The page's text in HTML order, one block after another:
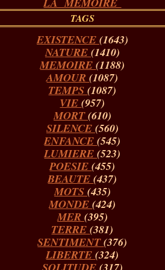
TAGS
EXISTENCE (1643)
NATURE (1410)
MEMOIRE(1188)
AMOUR(1087)
TEMPS(1087)
VIE(957)
MORT(610)
SILENCE (560)
ENFANCE(545)
LUMIERE(523)
POESIE(455)
BEAUTE(437)
MOTS (435)
MONDE(424)
MER (395)
TERRE(381)
SENTIMENT(376)
LIBERTE(324)